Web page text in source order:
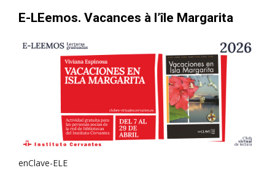
E-LEemos. Vacances à l’île Margarita
enClave-ELE